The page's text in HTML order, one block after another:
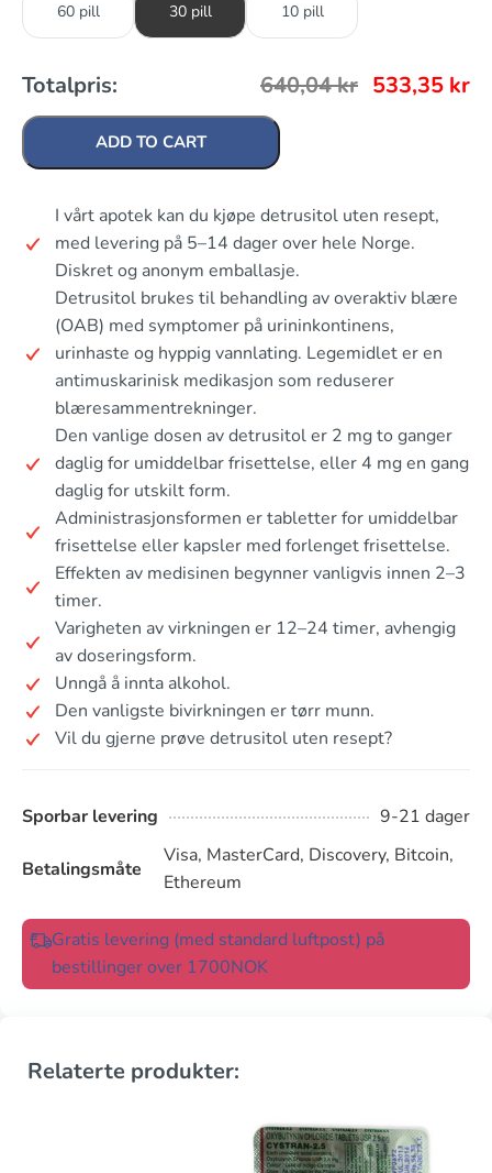
60 pill 30 pill 10 pill
Totalpris: 640,04kr 533,35 kr
ADD TO CART
I vårt apotek kan du kjøpe detrusitol uten resept,
med levering på 5–14 dager over hele Norge.
Diskret og anonym emballasje.
Detrusitol brukes til behandling av overaktiv blære
(OAB) med symptomer på urininkontinens,
urinhaste og hyppig vannlating. Legemidlet er en
antimuskarinisk medikasjon som reduserer
blæresammentrekninger.
Den vanlige dosen av detrusitol er 2 mg to ganger
daglig for umiddelbar frisettelse, eller 4 mg en gang
daglig for utskilt form.
Administrasjonsformen er tabletter for umiddelbar
frisettelse eller kapsler med forlenget frisettelse.
Effekten av medisinen begynner vanligvis innen 2–3
timer.
Varigheten av virkningen er 12–24 timer, avhengig
av doseringsform.
Unngå å innta alkohol.
Den vanligste bivirkningen er tørr munn.
Vil du gjerne prøve detrusitol uten resept?
Sporbar levering 9-21 dager
Betalingsmåte
Visa, MasterCard, Discovery, Bitcoin,
Ethereum
Gratis levering (med standard luftpost) på
bestillinger over 1700NOK
Relaterte produkter: